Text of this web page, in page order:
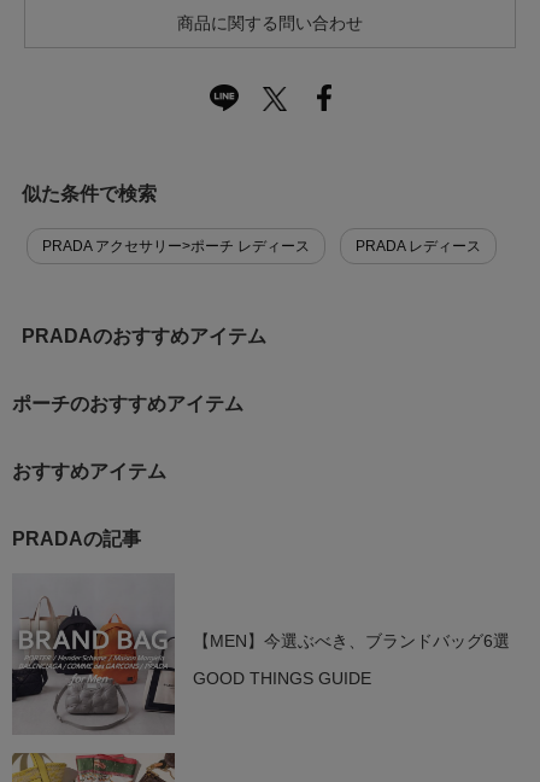
商品に関する問い合わせ
似た条件で検索
PRADA アクセサリー>ポーチ レディース PRADA レディース
PRADAのおすすめアイテム
ポーチのおすすめアイテム
おすすめアイテム
PRADAの記事
【MEN】今選ぶべき、ブランドバッグ6選
GOOD THINGS GUIDE